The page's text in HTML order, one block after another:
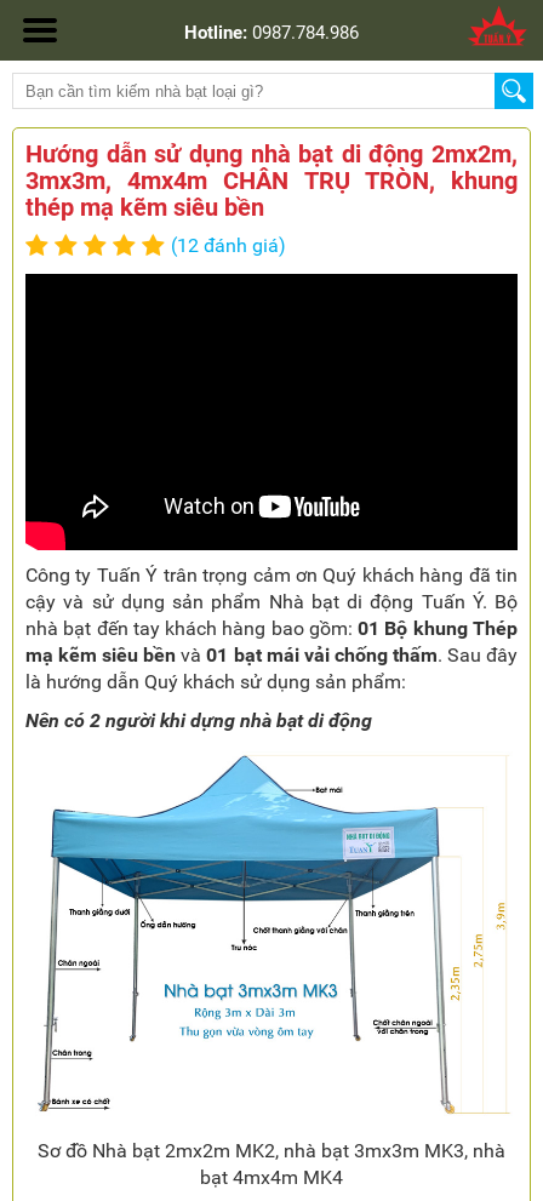
Hotline: 0987.784.986
Hướng dẫn sử dụng nhà bạt di động 2mx2m,
3mx3m, 4mx4m CHÂN TRỤ TRÒN, khung
thép mạ kẽm siêu bền
(12 đánh giá)
Công ty Tuấn Ý trân trọng cảm ơn Quý khách hàng đã tin
cậy và sử dụng sản phẩm Nhà bạt di động Tuấn Ý. Bộ
nhà bạt đến tay khách hàng bao gồm:01 Bộ khung Thép
mạ kẽm siêu bền và01 bạt mái vải chống thấm. Sau đây
là hướng dẫn Quý khách sử dụng sản phẩm:
Nên có 2 người khi dựng nhà bạt di động
Sơ đồ Nhà bạt 2mx2m MK2, nhà bạt 3mx3m MK3, nhà
bạt 4mx4m MK4